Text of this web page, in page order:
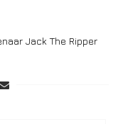
Jack The Ripper